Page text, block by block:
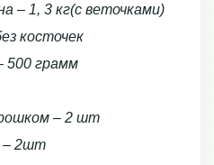
– 1, 3 кг(с веточками)
косточек
500 грамм
– 2 шт
– 2шт